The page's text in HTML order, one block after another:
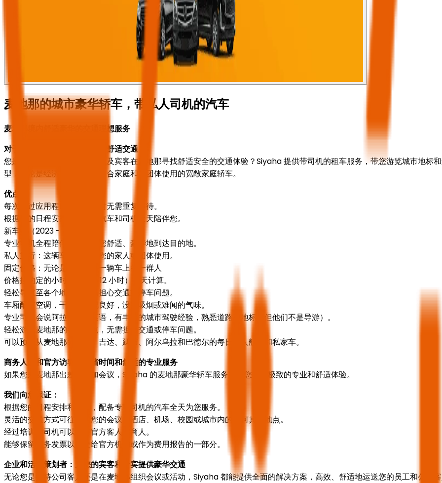
麦地那的城市豪华轿车，带私人司机的汽车
麦地那境内舒适豪华的交通理想服务
对于个人和家庭：价格实惠的舒适交通
您是否正在为您和您的家人以及宾客在麦地那寻找舒适安全的交通体验？Siyaha 提供带司机的租车服务，带您游览城市地标
型，无论是经济型轿车还是适合家庭和小团体使用的宽敞家庭轿车。
优点：
每次通过应用程序订购外卖时无需重复等待。
根据您的日程安排和预约，汽车和司机全天陪伴您。
新车型（2023 - 2025 年）。
专业司机全程陪伴您，确保您舒适、豪华地到达目的地。
私人旅行：这辆车仅供您和您的家人或团体使用。
固定价格：无论是一人还是一辆车上的一群人
价格按约定的小时数（8 或 12 小时）按天计算。
轻松导航至各个地点，无需担心交通或停车问题。
车厢配有空调，干净且状况良好，没有吸烟或难闻的气味。
专业司机会说阿拉伯语和英语，有丰富的城市驾驶经验，熟悉道路和地标（但他们不是导游）。
轻松游览麦地那的各个景点，无需担心交通或停车问题。
可以预订从麦地那到麦加、吉达、延布、阿尔乌拉和巴德尔的每日私人航班和私家车。
商务人士和官方访客：节省时间和舒适的专业服务
如果您来麦地那出差或参加会议，Siyaha 的麦地那豪华轿车服务将为您提供极致的专业和舒适体验。
我们向您保证：
根据您的日程安排和预约，配备专职司机的汽车全天为您服务。
灵活的交通方式可往返于您的会议、酒店、机场、校园或城市内的任何其他地点。
经过培训的司机可以接待官方客人和商人。
能够保留税务发票以提交给官方机构或作为费用报告的一部分。
企业和活动策划者：为您的宾客和贵宾提供豪华交通
无论您是接待公司客人还是在麦地那组织会议或活动，Siyaha 都能提供全面的解决方案，高效、舒适地运送您的员工和公司